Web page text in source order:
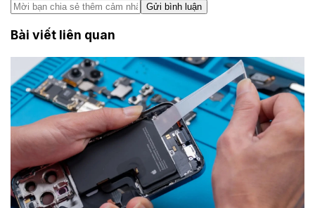
Gửi bình luận
Bài viết liên quan